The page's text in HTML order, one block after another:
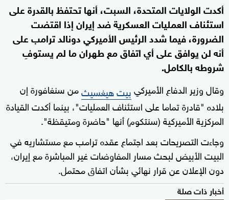
أكدت الولايات المتحدة، السبت، أنها تحتفظ بالقدرة على
استئناف العمليات العسكرية ضد إيران إذا اقتضت
الضرورة، فيما شدد الرئيس الأميركي دونالد ترامب على
أنه لن يوافق على أي اتفاق مع طهران ما لم يستوفِ
شروطه بالكامل.
وقال وزير الدفاع الأميركيبيت هيغسيثمن سنغافورة إن
بلاده "قادرة تماما على استئناف العمليات"، بينما أكدت القيادة
المركزية الأميركية (سنتكوم) أنها "حاضرة ومتيقظة".
وجاءت التصريحات بعد اجتماع عقده ترامب مع مستشاريه في
البيت الأبيض لبحث مسار المفاوضات غير المباشرة مع إيران،
دون الإعلان عن قرار نهائي بشأن اتفاق محتمل.
أخبار ذات صلة